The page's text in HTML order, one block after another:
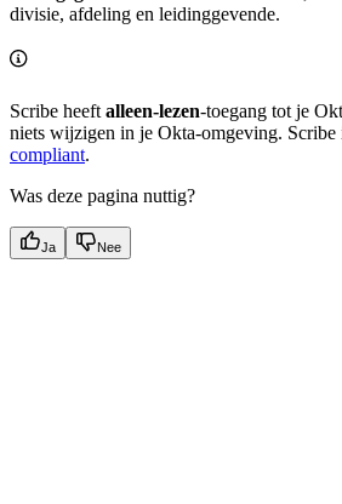
divisie, afdeling en leidinggevende.
Scribe heeft alleen-lezen-toegang tot je
niets wijzigen in je Okta-omgeving. Scribe
compliant.
Was deze pagina nuttig?
Ja Nee